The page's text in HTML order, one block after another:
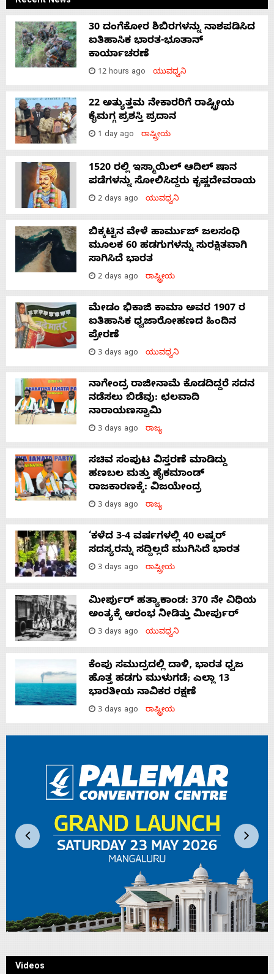
30 ದಂಗೆಕೋರ ಶಿಬಿರಗಳನ್ನು ನಾಶಪಡಿಸಿದ
ಐತಿಹಾಸಿಕ ಭಾರತ-ಭೂತಾನ್
ಕಾರ್ಯಾಚರಣೆ
12 hours ago ಯುವಧ್ವನಿ
22 ಅತ್ಯುತ್ತಮ ನೇಕಾರರಿಗೆ ರಾಷ್ಟ್ರೀಯ
ಕೈಮಗ್ಗ ಪ್ರಶಸ್ತಿ ಪ್ರದಾನ
1 day ago ರಾಷ್ಟ್ರೀಯ
1520 ರಲ್ಲಿ ಇಸ್ಮಾಯಿಲ್ ಆದಿಲ್ ಷಾನ
ಪಡೆಗಳನ್ನು ಸೋಲಿಸಿದ್ದರು ಕೃಷ್ಣದೇವರಾಯ
2 days ago ಯುವಧ್ವನಿ
ಬಿಕ್ಕಟ್ಟಿನ ವೇಳೆ ಹಾರ್ಮುಜ್ ಜಲಸಂಧಿ
ಮೂಲಕ 60 ಹಡಗುಗಳನ್ನು ಸುರಕ್ಷಿತವಾಗಿ
ಸಾಗಿಸಿದೆ ಭಾರತ
2 days ago ರಾಷ್ಟ್ರೀಯ
ಮೇಡಂ ಭಿಕಾಜಿ ಕಾಮಾ ಅವರ 1907 ರ
ಐತಿಹಾಸಿಕ ಧ್ವಜಾರೋಹಣದ ಹಿಂದಿನ
ಪ್ರೇರಣೆ
3 days ago ಯುವಧ್ವನಿ
ನಾಗೇಂದ್ರ ರಾಜೀನಾಮೆ ಕೊಡದಿದ್ದರೆ ಸದನ
ನಡೆಸಲು ಬಿಡೆವು: ಛಲವಾದಿ
ನಾರಾಯಣಸ್ವಾಮಿ
3 days ago ರಾಜ್ಯ
ಸಚಿವ ಸಂಪುಟ ವಿಸ್ತರಣೆ ಮಾಡಿದ್ದು
ಹಣಬಲ ಮತ್ತು ಹೈಕಮಾಂಡ್
ರಾಜಕಾರಣಕ್ಕೆ: ವಿಜಯೇಂದ್ರ
3 days ago ರಾಜ್ಯ
‘ಕಳೆದ 3-4 ವರ್ಷಗಳಲ್ಲಿ 40 ಲಷ್ಕರ್
ಸದಸ್ಯರನ್ನು ಸದ್ದಿಲ್ಲದೆ ಮುಗಿಸಿದೆ ಭಾರತ
3 days ago ರಾಷ್ಟ್ರೀಯ
ಮೀರ್ಪುರ್ ಹತ್ಯಾಕಾಂಡ: 370 ನೇ ವಿಧಿಯ
ಅಂತ್ಯಕ್ಕೆ ಆರಂಭ ನೀಡಿತ್ತು ಮೀರ್ಪುರ್
3 days ago ಯುವಧ್ವನಿ
ಕೆಂಪು ಸಮುದ್ರದಲ್ಲಿ ದಾಳಿ, ಭಾರತ ಧ್ವಜ
ಹೊತ್ತ ಹಡಗು ಮುಳುಗಡೆ; ಎಲ್ಲಾ 13
ಭಾರತೀಯ ನಾವಿಕರ ರಕ್ಷಣೆ
3 days ago ರಾಷ್ಟ್ರೀಯ
Videos